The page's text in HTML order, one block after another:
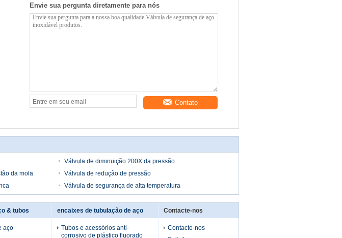
Envie sua pergunta diretamente para nós
Contato
Válvula de diminuição 200X da pressão
da mola
Válvula de redução de pressão
Válvula de segurança de alta temperatura
& tubos
aço
encaixes de tubulação de aço
Tubos e acessórios anti-
corrosivo de plástico fluorado
Contacte-nos
Contacte-nos